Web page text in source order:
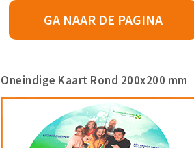
GA NAAR DE PAGINA
Oneindige Kaart Rond 200x200 mm